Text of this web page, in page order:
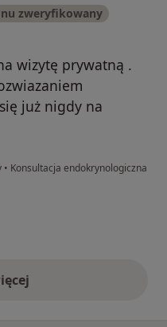
zweryfikowany
wizytę prywatną .
już nigdy na
• Konsultacja endokrynologiczna
powyżej